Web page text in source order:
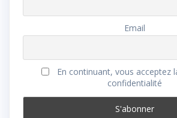
Email
En continuant, vous acceptez
confidentialité